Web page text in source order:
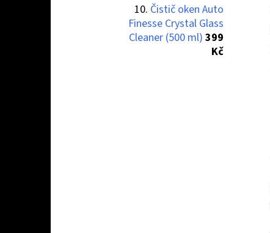
Čistič oken Auto
Finesse Crystal Glass
Cleaner (500 ml) 399
Kč